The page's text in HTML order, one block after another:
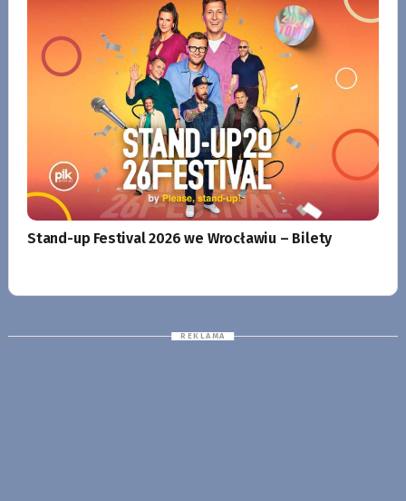
Stand-up Festival 2026 we Wrocławiu – Bilety